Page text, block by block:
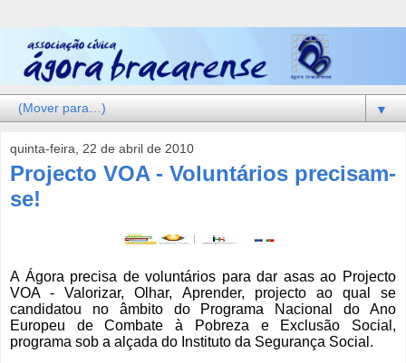
▼
quinta-feira, 22 de abril de 2010
Projecto VOA - Voluntários precisam-
se!
A Ágora precisa de voluntários para dar asas ao Projecto
VOA - Valorizar, Olhar, Aprender, projecto ao qual se
candidatou no âmbito do Programa Nacional do Ano
Europeu de Combate à Pobreza e Exclusão Social,
programa sob a alçada do Instituto da Segurança Social.